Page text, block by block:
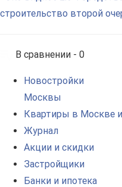
строительство второй
В сравнении - 0
Новостройки
Москвы
Квартиры в Москве
Журнал
Акции и скидки
Застройщики
Банки и ипотека